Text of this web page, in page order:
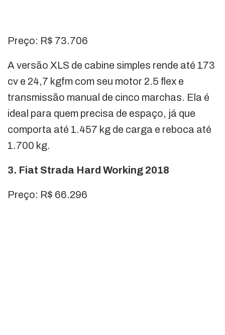
Preço: R$ 73.706
A versão XLS de cabine simples rende até 173
cv e 24,7 kgfm com seu motor 2.5 flex e
transmissão manual de cinco marchas. Ela é
ideal para quem precisa de espaço, já que
comporta até 1.457 kg de carga e reboca até
1.700 kg.
3. Fiat Strada Hard Working 2018
Preço: R$ 66.296